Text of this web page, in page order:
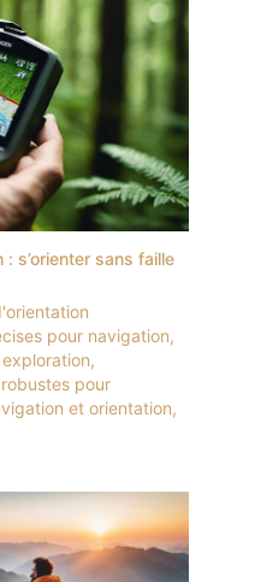
s’orienter sans faille
pour navigation,
,
robustes pour
et orientation,